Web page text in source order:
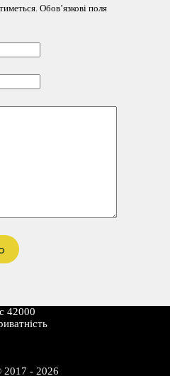
Обов’язкові поля
42000
2017 - 2026